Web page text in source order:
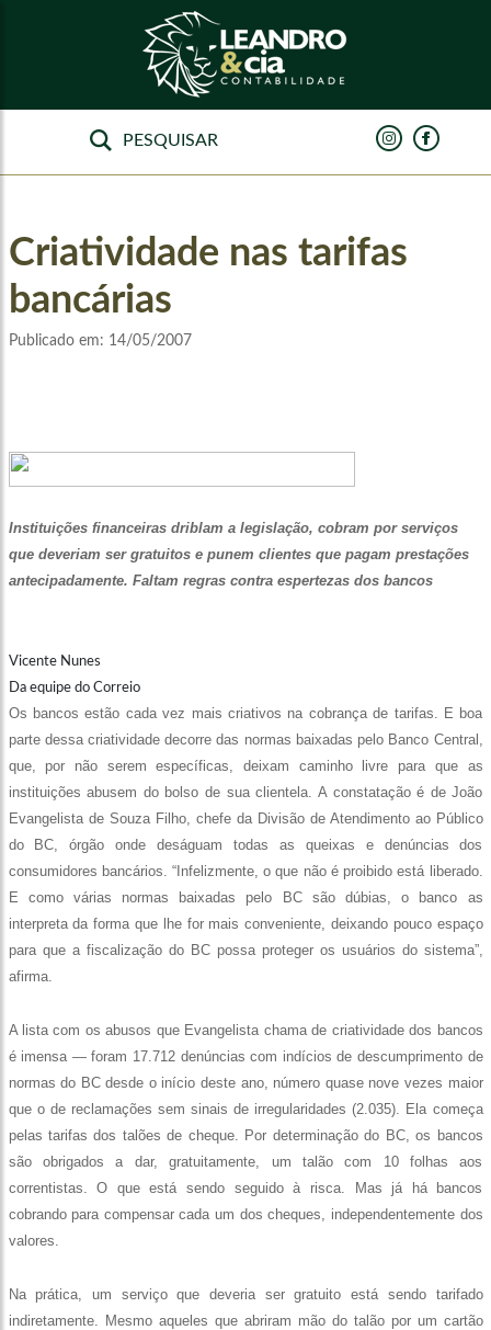
Criatividade nas tarifas
bancárias
Publicado em: 14/05/2007
Instituições financeiras driblam a legislação, cobram por serviços
que deveriam ser gratuitos e punem clientes que pagam prestações
antecipadamente. Faltam regras contra espertezas dos bancos
Vicente Nunes
Da equipe do Correio
Os bancos estão cada vez mais criativos na cobrança de tarifas. E boa
parte dessa criatividade decorre das normas baixadas pelo Banco Central,
que, por não serem específicas, deixam caminho livre para que as
instituições abusem do bolso de sua clientela. A constatação é de João
Evangelista de Souza Filho, chefe da Divisão de Atendimento ao Público
do BC, órgão onde deságuam todas as queixas e denúncias dos
consumidores bancários. “Infelizmente, o que não é proibido está liberado.
E como várias normas baixadas pelo BC são dúbias, o banco as
interpreta da forma que lhe for mais conveniente, deixando pouco espaço
para que a fiscalização do BC possa proteger os usuários do sistema”,
afirma.
A lista com os abusos que Evangelista chama de criatividade dos bancos
é imensa — foram 17.712 denúncias com indícios de descumprimento de
normas do BC desde o início deste ano, número quase nove vezes maior
que o de reclamações sem sinais de irregularidades (2.035). Ela começa
pelas tarifas dos talões de cheque. Por determinação do BC, os bancos
são obrigados a dar, gratuitamente, um talão com 10 folhas aos
correntistas. O que está sendo seguido à risca. Mas já há bancos
cobrando para compensar cada um dos cheques, independentemente dos
valores.
Na prática, um serviço que deveria ser gratuito está sendo tarifado
indiretamente. Mesmo aqueles que abriram mão do talão por um cartão